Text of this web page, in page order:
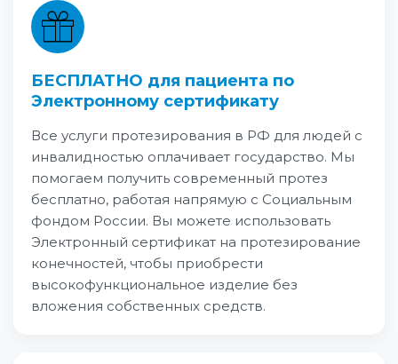
БЕСПЛАТНО для пациента по
Электронному сертификату
Все услуги протезирования в РФ для людей с
инвалидностью оплачивает государство. Мы
помогаем получить современный протез
бесплатно, работая напрямую с Социальным
фондом России. Вы можете использовать
Электронный сертификат на протезирование
конечностей, чтобы приобрести
высокофункциональное изделие без
вложения собственных средств.